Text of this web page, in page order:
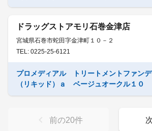
ドラッグストアモリ石巻金津店
宮城県石巻市蛇田字金津町１０－２
TEL: 0225-25-6121
プロメディアル トリートメントファンデ
（リキッド）ａ ベージュオークル１０
前の20件